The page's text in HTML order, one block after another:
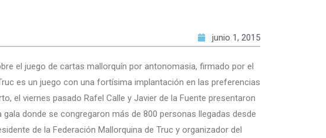
junio 1, 2015
el juego de cartas mallorquín por antonomasia, firmado por el
es un juego con una fortísima implantación en las preferencias
el viernes pasado Rafel Calle y Javier de la Fuente presentaron
gala donde se congregaron más de 800 personas llegadas desde
de la Federación Mallorquina de Truc y organizador del